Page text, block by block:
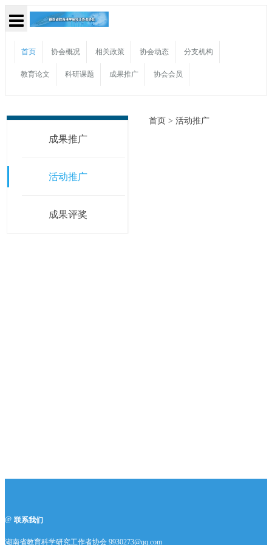
首页 协会概况 相关政策 协会动态 分支机构
教育论文 科研课题 成果推广 协会会员
成果推广
活动推广
成果评奖
首页 > 活动推广
联系我们
湖南省教育科学研究工作者协会 9930273@qq.com